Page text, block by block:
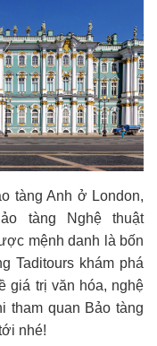
tàng Anh ở London,
tàng Nghệ thuật
mệnh danh là bốn
Taditours khám phá
giá trị văn hóa, nghệ
tham quan Bảo tàng
nhé!